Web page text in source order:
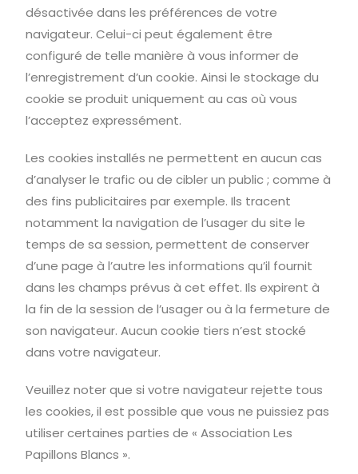
désactivée dans les préférences de votre
navigateur. Celui-ci peut également être
configuré de telle manière à vous informer de
l’enregistrement d’un cookie. Ainsi le stockage du
cookie se produit uniquement au cas où vous
l’acceptez expressément.
Les cookies installés ne permettent en aucun cas
d’analyser le trafic ou de cibler un public ; comme à
des fins publicitaires par exemple. Ils tracent
notamment la navigation de l’usager du site le
temps de sa session, permettent de conserver
d’une page à l’autre les informations qu’il fournit
dans les champs prévus à cet effet. Ils expirent à
la fin de la session de l’usager ou à la fermeture de
son navigateur. Aucun cookie tiers n’est stocké
dans votre navigateur.
Veuillez noter que si votre navigateur rejette tous
les cookies, il est possible que vous ne puissiez pas
utiliser certaines parties de « Association Les
Papillons Blancs ».